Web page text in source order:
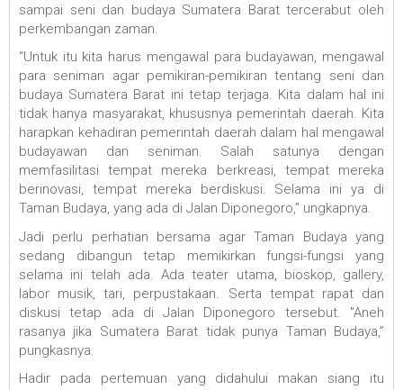
sampai seni dan budaya Sumatera Barat tercerabut oleh
perkembangan zaman.
“Untuk itu kita harus mengawal para budayawan, mengawal
para seniman agar pemikiran-pemikiran tentang seni dan
budaya Sumatera Barat ini tetap terjaga. Kita dalam hal ini
tidak hanya masyarakat, khususnya pemerintah daerah. Kita
harapkan kehadiran pemerintah daerah dalam hal mengawal
budayawan dan seniman. Salah satunya dengan
memfasilitasi tempat mereka berkreasi, tempat mereka
berinovasi, tempat mereka berdiskusi. Selama ini ya di
Taman Budaya, yang ada di Jalan Diponegoro,” ungkapnya.
Jadi perlu perhatian bersama agar Taman Budaya yang
sedang dibangun tetap memikirkan fungsi-fungsi yang
selama ini telah ada. Ada teater utama, bioskop, gallery,
labor musik, tari, perpustakaan. Serta tempat rapat dan
diskusi tetap ada di Jalan Diponegoro tersebut. "Aneh
rasanya jika Sumatera Barat tidak punya Taman Budaya,”
pungkasnya.
Hadir pada pertemuan yang didahului makan siang itu